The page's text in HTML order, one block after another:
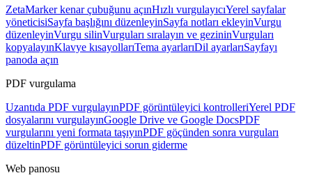
ZetaMarker kenar çubuğunu açınHızlı vurgulayıcıYerel sayfalar
yöneticisiSayfa başlığını düzenleyinSayfa notları ekleyinVurgu
düzenleyinVurgu silinVurguları sıralayın ve gezininVurguları
kopyalayınKlavye kısayollarıTema ayarlarıDil ayarlarıSayfayı
panoda açın
PDF vurgulama
Uzantıda PDF vurgulayınPDF görüntüleyici kontrolleriYerel PDF
dosyalarını vurgulayınGoogle Drive ve Google DocsPDF
vurgularını yeni formata taşıyınPDF göçünden sonra vurguları
düzeltinPDF görüntüleyici sorun giderme
Web panosu